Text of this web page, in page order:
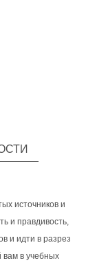
источников и
и правдивость,
и идти в разрез
вам в учебных